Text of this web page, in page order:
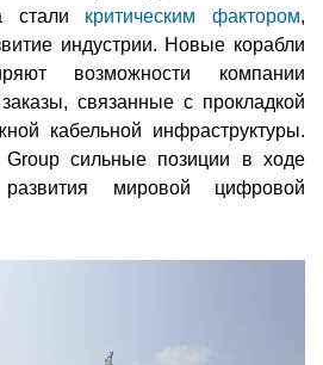
стали критическим фактором,
индустрии. Новые корабли
возможности компании
связанные с прокладкой
кабельной инфраструктуры.
Group сильные позиции в ходе
мировой цифровой